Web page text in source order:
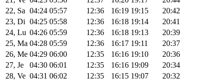
22, Sa 04:24 05:57 12:36 16:19 19:15
20:42
23, Di 04:25 05:58 12:36 16:18 19:14
20:41
24, Lu 04:26 05:59 12:36 16:18 19:13
20:39
25, Ma 04:28 05:59 12:36 16:17 19:11
20:37
26, Me 04:29 06:00 12:35 16:16 19:10
20:36
27, Je
04:30 06:01 12:35 16:16 19:09
20:34
28, Ve 04:31 06:02 12:35 16:15 19:07
20:32